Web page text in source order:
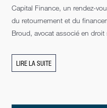
Capital Finance, un rendez-
du retournement et du
Broud, avocat associé en droit
LIRE LA SUITE